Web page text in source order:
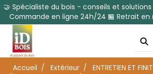
🤝 Spécialiste du bois - conseils et
Commande en ligne 24h/24 🏪 Retrait en
Accueil Extérieur
ENTRETIEN ET